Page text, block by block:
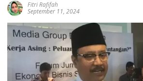
Fitri Rafifah
September 11, 2024